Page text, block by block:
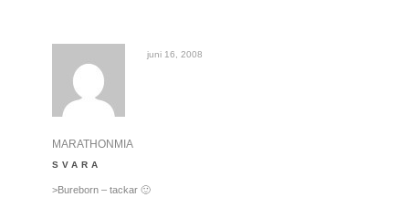
juni 16, 2008
MARATHONMIA
SVARA
>Bureborn – tackar 🙂